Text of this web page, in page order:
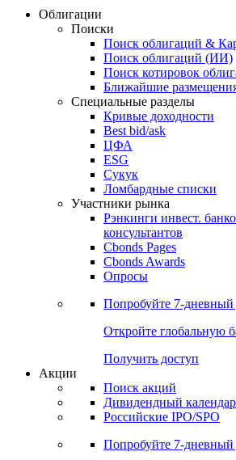
Cbonds Review
ежеквартальный
Облигации
Поиски
Поиск облигаций &
Поиск облигаций (ИИ)
Поиск котировок
Ближайшие размещения
Специальные разделы
Кривые доходности
Best bid/ask
ЦФА
ESG
Сукук
Ломбардные списки
Участники рынка
Рэнкинги инвест.
Cbonds Pages
Опросы
Попробуйте7-дневный
Откройте глобальную
Получить доступ
Поиск акций